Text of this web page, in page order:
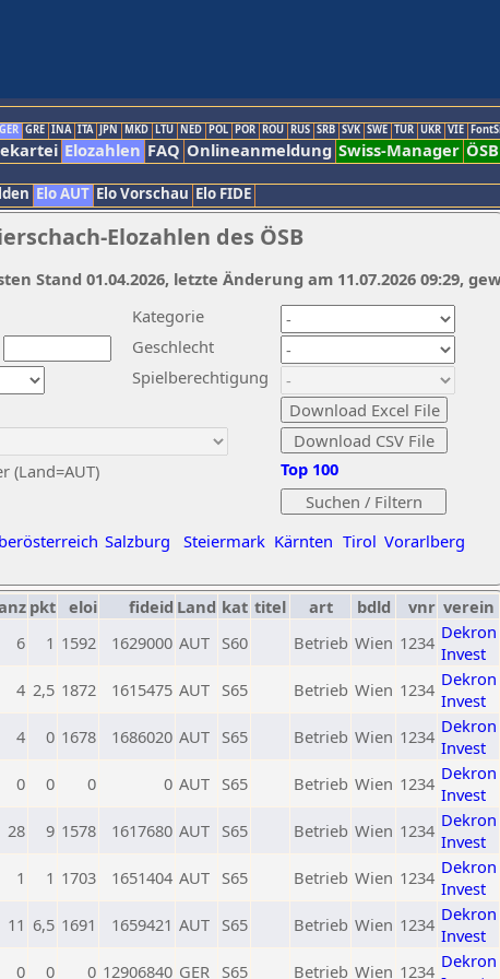
GER GRE INA ITA JPN MKD LTU NED POL POR ROU RUS SRB SVK SWE TUR UKR VIE
Elozahlen FAQ Onlineanmeldung Swiss-Manager ÖSB
Elo AUT Elo Vorschau Elo FIDE
Elozahlen des ÖSB
Kategorie
Geschlecht
(Land=AUT)
Spielberechtigung
Salzburg Steiermark Kärnten Tirol Vorarlberg
Top 100
Stand 01.04.2026, letzte Änderung am 11.07.2026 09:29,
pkt eloi fideid Land kat titel art bdld vnr verein
6 1 1592 1629000 AUT S60 Betrieb Wien 1234 Dekron
Invest
4 2,5 1872 1615475 AUT S65 Betrieb Wien 1234 Dekron
Invest
4 0 1678 1686020 AUT S65 Betrieb Wien 1234 Dekron
Invest
0 0 0 0 AUT S65 Betrieb Wien 1234 Dekron
Invest
28 9 1578 1617680 AUT S65 Betrieb Wien 1234 Dekron
Invest
1 1 1703 1651404 AUT S65 Betrieb Wien 1234 Dekron
Invest
11 6,5 1691 1659421 AUT S65 Betrieb Wien 1234 Dekron
Invest
0 0 0 12906840 GER S65 Betrieb Wien 1234 Dekron